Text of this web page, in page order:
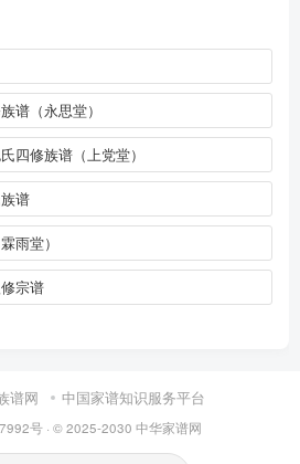
谱（永思堂）
四修族谱（上党堂）
谱
雨堂）
宗谱
谱网 中国家谱知识服务平台
号· © 2025-2030 中华家谱网